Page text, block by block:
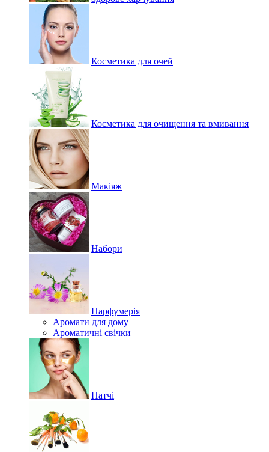
Косметика для очей
Косметика для очищення та вмивання
Макіяж
Набори
Парфумерія
Аромати для дому
Ароматичні свічки
Патчі